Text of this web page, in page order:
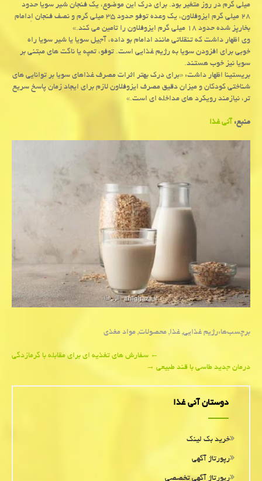
میلی گرم در روز متغیر بود. برای درک این موضوع، یک فنجان شیر سویا حدود
۲۸ میلی گرم ایزوفلاون، یک وعده توفو حدود ۳۵ میلی گرم و نصف فنجان اِدامام
بخارپز شده حدود ۱۸ میلی گرم ایزوفلاون را تامین می کند.»
وی اظهار داشت که تنقلاتی مانند ادامام بو داده، آجیل سویا یا شیر سویا راه
خوبی برای افزودن سویا به رژیم غذایی است. توفو، تمپه یا ناگت های مبتنی بر
سویا نیز خوب هستند.
بریستینا اظهار داشت: «برای درک بهتر اثرات مصرف غذاهای سویا بر توانایی های
شناختی کودکان و میزان دقیق مصرف ایزوفلاون لازم برای ایجاد زمان پاسخ سریع
تر، نیازمند رویکرد های مداخله ای است.»
منبع:آنی غذا
برچسب‌ها:رژیم غذایی,غذا,محصولات,مواد مغذی
navigation
←سفارش های تغذیه ای برای مقابله با گرمازدگی
درمان جدید طاسی با قند طبیعی→
دوستان آنی غذا
خرید بک لینک
رپورتاژ آگهی
رپورتاژ آگهی تخصصی